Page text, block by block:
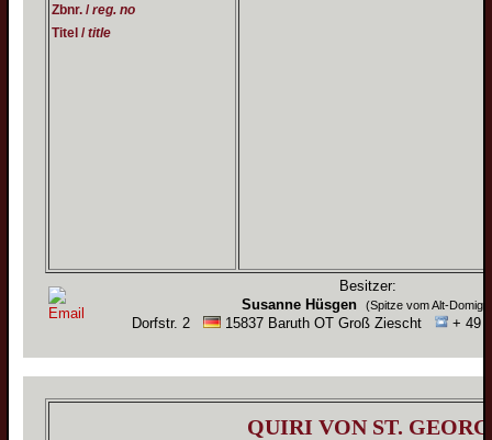
Zbnr. /reg. no
Titel /title
Besitzer:
Susanne Hüsgen
(Spitze vom Alt-
Dorfstr. 2 15837 Baruth OT Groß Ziescht + 49
QUIRI VON ST. GEORG